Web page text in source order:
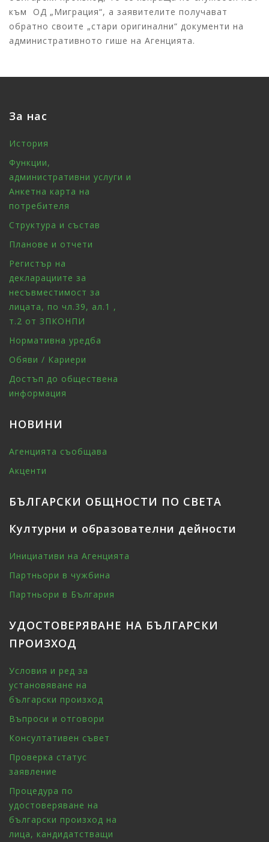
към ОД „Миграция“, а заявителите получават
обратно своите „стари оригинални“ документи на
административното гише на Агенцията.
За нас
История
Функции,
административни услуги и
Анкетна карта на
потребителя
Структура и състав
Планове и отчети
Регистър на
декларациите за
несъвместимост за
лицата, по чл.39, ал.1 ,
т.2 от ЗПКОНПИ
Нормативна уредба
Обяви / Кариери
Достъп до обществена
информация
НОВИНИ
Агенцията съобщава
Акценти
БЪЛГАРСКИ ОБЩНОСТИ ПО СВЕТА
Културни и образователни дейности
Инициативи на Агенцията
Партньори в чужбина
Партньори в България
УДОСТОВЕРЯВАНЕ НА БЪЛГАРСКИ
ПРОИЗХОД
Условия и ред за
установяване на
български произход
Въпроси и отговори
Консултативен съвет
Проверка статус
заявление
Процедура по
удостоверяване на
български произход на
лица, кандидатстващи